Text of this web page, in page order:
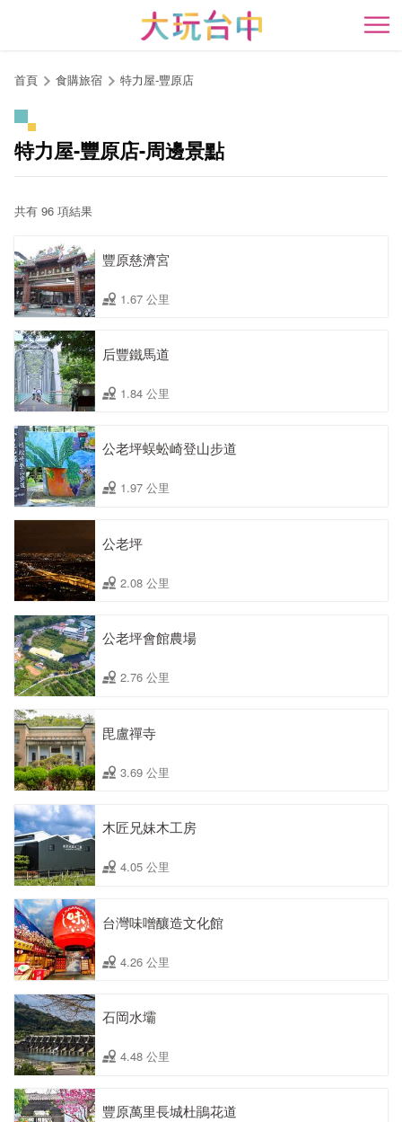
開
首頁 食購旅宿 特力屋-豐原店
特力屋-豐原店-周邊景點
共有 96 項結果
豐原慈濟宮
1.67 公里
后豐鐵馬道
1.84 公里
公老坪蜈蚣崎登山步道
1.97 公里
公老坪
2.08 公里
公老坪會館農場
2.76 公里
毘盧禪寺
3.69 公里
木匠兄妹木工房
4.05 公里
台灣味噌釀造文化館
4.26 公里
石岡水壩
4.48 公里
豐原萬里長城杜鵑花道